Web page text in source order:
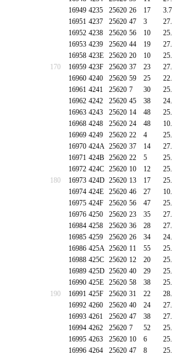
16949 4235 25620 26 17
16951 4237 25620 47 3
16952 4238 25620 56 10
16953 4239 25620 44 19
16958 423E 25620 20 10
170
16959 423F 25620 37 23
16960 4240 25620 59 25
16961 4241 25620 7 30
16962 4242 25620 45 38
16963 4243 25620 14 48
16968 4248 25620 24 48
16969 4249 25620 22 4
16970 424A 25620 37 14
16971 424B 25620 22 5
16972 424C 25620 10 12
180
16973 424D 25620 13 17
16974 424E 25620 46 27
16975 424F 25620 56 47
16976 4250 25620 23 35
16984 4258 25620 36 28
16985 4259 25620 26 34
16986 425A 25620 11 55
16988 425C 25620 12 20
16989 425D 25620 40 29
16990 425E 25620 58 38
190
16991 425F 25620 31 22
16992 4260 25620 40 24
16993 4261 25620 47 38
16994 4262 25620 7 52
16995 4263 25620 10 6
16996 4264 25620 47 8